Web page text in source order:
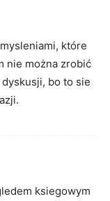
które
nie można zrobić
bo to sie
ksiegowym